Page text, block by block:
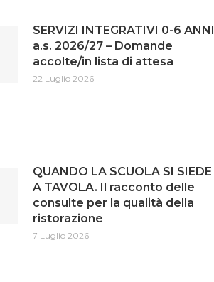
SERVIZI INTEGRATIVI 0-6 ANNI
a.s. 2026/27 – Domande
accolte/in lista di attesa
22 Luglio 2026
QUANDO LA SCUOLA SI SIEDE
A TAVOLA. Il racconto delle
consulte per la qualità della
ristorazione
7 Luglio 2026